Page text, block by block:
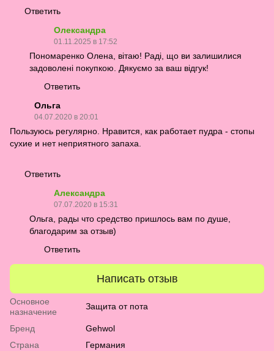
Ответить
Олександра
01.11.2025 в 17:52
Пономаренко Олена, вітаю! Раді, що ви залишилися
задоволені покупкою. Дякуємо за ваш відгук!
Ответить
Ольга
04.07.2020 в 20:01
Пользуюсь регулярно. Нравится, как работает пудра - стопы
сухие и нет неприятного запаха.
Ответить
Александра
07.07.2020 в 15:31
Ольга, рады что средство пришлось вам по душе,
благодарим за отзыв)
Ответить
Написать отзыв
Основное
назначение
Защита от пота
Бренд
Gehwol
Страна
Германия